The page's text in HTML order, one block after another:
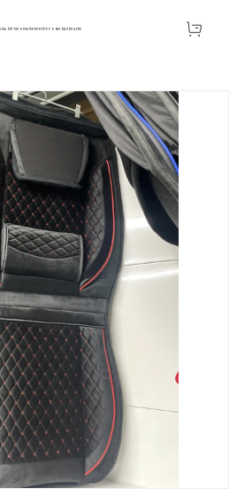
ОПТОМ В ЕКАТЕРИНБУРГЕ ПО ВЫГОДНОЙ ЦЕНЕ